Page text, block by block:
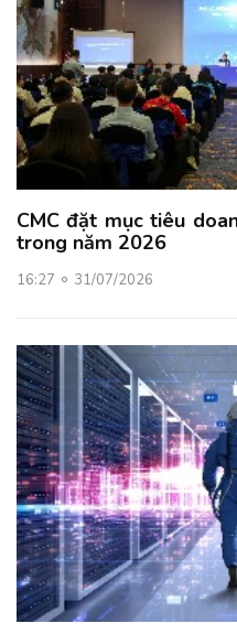
CMC đặt mục tiêu
trong năm 2026
16:27 31/07/2026